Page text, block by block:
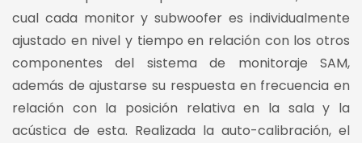
cual cada monitor y subwoofer es individualmente
ajustado en nivel y tiempo en relación con los otros
componentes del sistema de monitoraje SAM,
además de ajustarse su respuesta en frecuencia en
relación con la posición relativa en la sala y la
acústica de esta. Realizada la auto-calibración, el